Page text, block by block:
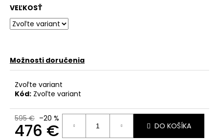
VEĽKOSŤ
Možnosti doručenia
Zvoľte variant
Kód: Zvoľte variant
595 € –20 %
476 € DO KOŠÍKA
O
d
p
o
r
ú
a